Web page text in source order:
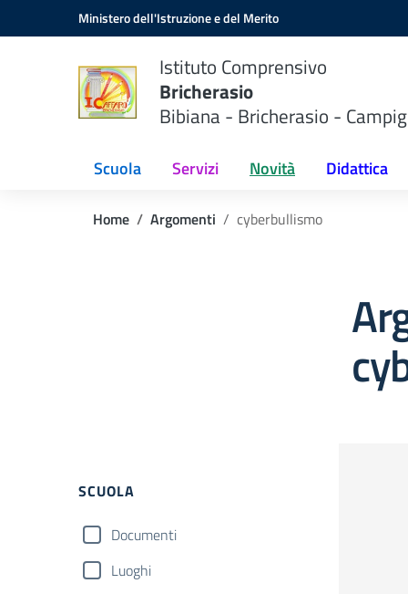
Vai ai contenuti
Vai al menu di navigazioneMinistero dell'Istruzione e del Merito
Istituto Comprensivo
Bricherasio
Bibiana - Bricherasio -
Scuola Servizi Novità Didattica
Home Argomenti cyberbullismo
SCUOLA
Documenti
Luoghi